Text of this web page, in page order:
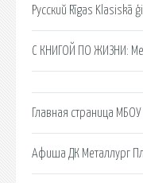
Русский Rīgas Klasiskā
С КНИГОЙ ПО ЖИЗНИ:
Главная страница МБОУ
Афиша ДК Металлург